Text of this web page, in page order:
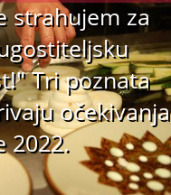
strahujem za
Tri poznata
očekivanja
2022.